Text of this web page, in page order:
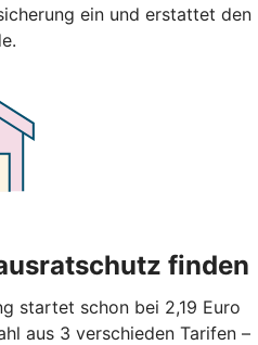
ein und erstattet den
finden
startet schon bei 2,19 Euro
aus 3 verschieden Tarifen –